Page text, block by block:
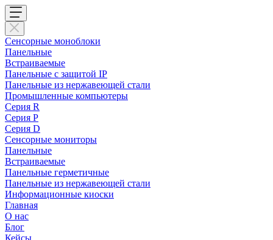
Сенсорные моноблоки
Панельные
Встраиваемые
Панельные с защитой IP
Панельные из нержавеющей стали
Промышленные компьютеры
Cерия R
Серия P
Серия D
Сенсорные мониторы
Панельные
Встраиваемые
Панельные герметичные
Панельные из нержавеющей стали
Информационные киоски
Главная
О нас
Блог
Кейсы